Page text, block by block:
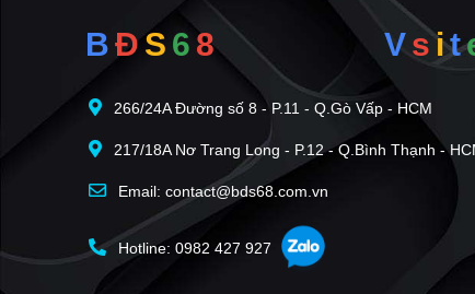
BĐ S 6 8 Vsit
266/24A Đường số 8 - P.11 - Q.Gò Vấp - HCM
217/18A Nơ Trang Long - P.12 - Q.Bình Thạnh -
Email: contact@bds68.com.vn
Hotline: 0982 427 927